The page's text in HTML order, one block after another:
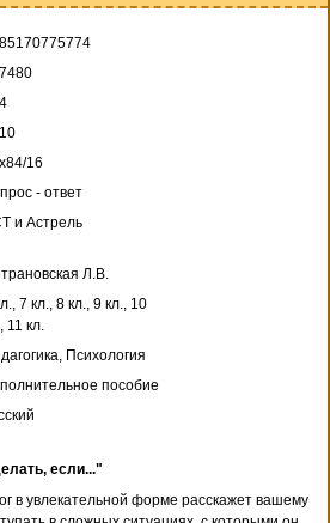
16
- ответ
и Астрель
Л.В.
7 кл., 8 кл., 9 кл., 10
11 кл.
Психология
пособие
если..."
в увлекательной форме расскажет вашему